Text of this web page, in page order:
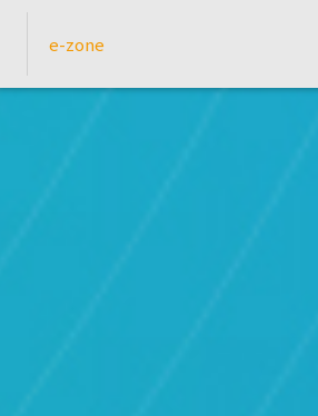
e-zone